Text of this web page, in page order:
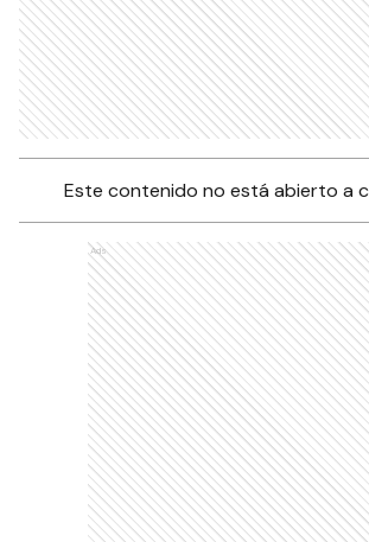
Este contenido no está abierto a
Ads